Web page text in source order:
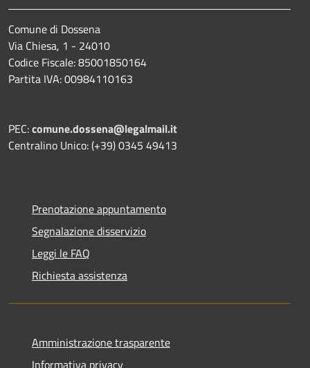
Comune di Dossena
Via Chiesa, 1 - 24010
Codice Fiscale: 85001850164
Partita IVA: 00984110163
PEC:comune.dossena@legalmail.it
Centralino Unico: (+39) 0345 49413
Prenotazione appuntamento
Segnalazione disservizio
Leggi le FAQ
Richiesta assistenza
Amministrazione trasparente
Informativa privacy